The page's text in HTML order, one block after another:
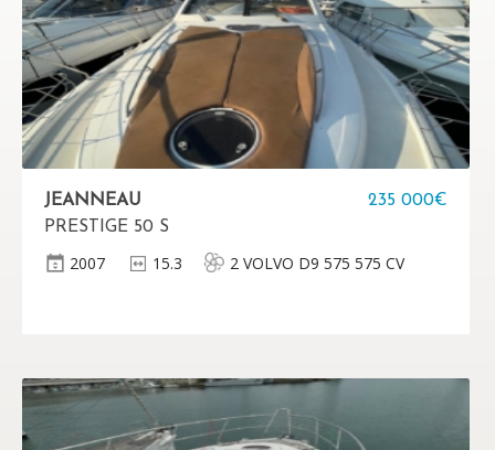
JEANNEAU
PRESTIGE 50 S
235 000€
2007 15.3 2 VOLVO D9 575 575 CV